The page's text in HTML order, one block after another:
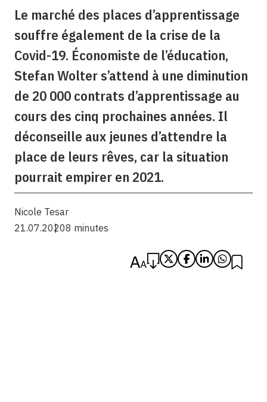
Le marché des places d’apprentissage
souffre également de la crise de la
Covid-19. Économiste de l’éducation,
Stefan Wolter s’attend à une diminution
de 20 000 contrats d’apprentissage au
cours des cinq prochaines années. Il
déconseille aux jeunes d’attendre la
place de leurs rêves, car la situation
pourrait empirer en 2021.
Nicole Tesar
21.07.20208 minutes